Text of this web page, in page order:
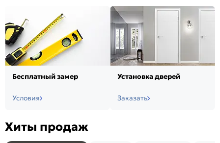
Бесплатный замер
Условия
Установка дверей
Заказать
Хиты продаж